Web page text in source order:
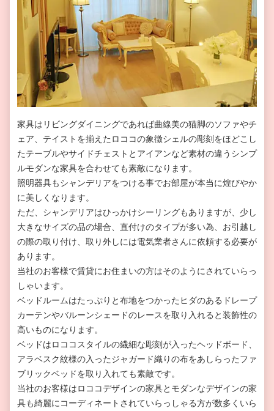
家具はリビングダイニングであれば曲線美の猫脚のソファやチ
ェア、テイストを揃えたロココの象徴シェルの彫刻をほどこし
たテーブルやサイドチェストとアイアンなど素材の違うシンプ
ルモダンな家具を合わせても素敵になります。
照明器具もシャンデリアをつける事でお部屋が本当に煌びやか
に美しくなります。
ただ、シャンデリアはひっかけシーリングもありますが、少し
大きなサイズの品の場合、直付けのタイプが多い為、お引越し
の際の取り付け、取り外しには電気業者さんに依頼する必要が
あります。
当社のお客様で賃貸にお住まいの方はそのようにされていらっ
しゃいます。
ベッドルームはたっぷりと布地をつかったヒダのあるドレープ
カーテンやバルーンシェードのレースを取り入れると装飾性の
高いものになります。
ベッドはロココスタイルの繊細な彫刻が入ったヘッドボード、
アラベスク紋様の入ったジャガード織りの布をあしらったファ
ブリックベッドを取り入れても素敵です。
当社のお客様はロココデザインの家具とモダンなデザインの家
具も綺麗にコーディネートされていらっしゃる方が数多くいら